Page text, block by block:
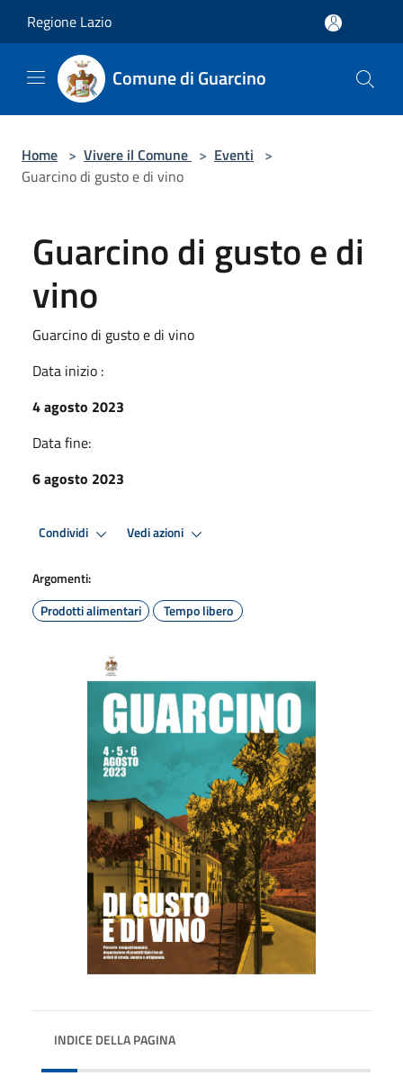
Regione Lazio
Comune di Guarcino
Home > Vivere il Comune > Eventi >
Guarcino di gusto e di vino
Guarcino di gusto e di
vino
Guarcino di gusto e di vino
Data inizio :
4 agosto 2023
Data fine:
6 agosto 2023
Condividi Vedi azioni
Argomenti:
Prodotti alimentari
Tempo libero
INDICE DELLA PAGINA